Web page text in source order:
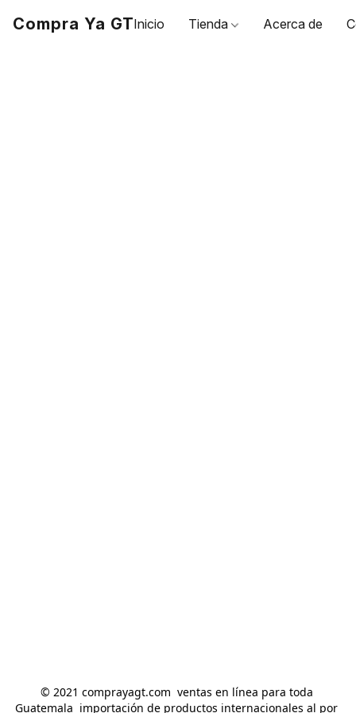
Compra Ya GTInicio Tienda Acerca de
© 2021 comprayagt.com  ventas en línea para toda
Guatemala  importación de productos internacionales al por